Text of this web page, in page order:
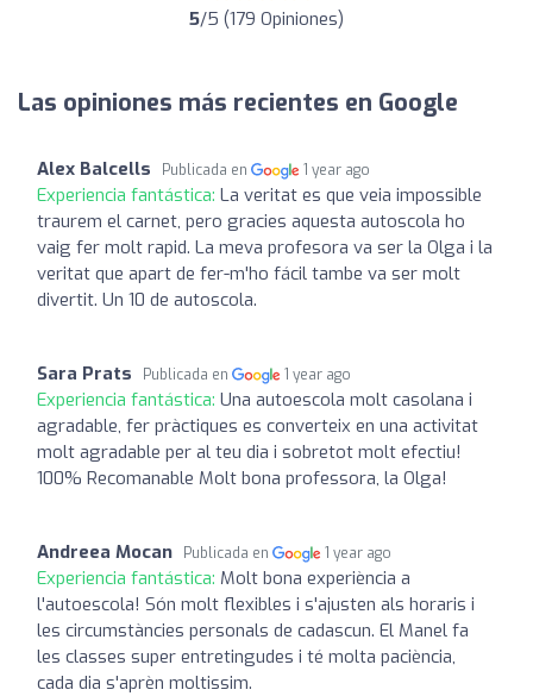
5/5 (179 Opiniones)
Las opiniones más recientes en Google
Alex Balcells Publicada en 1 year ago
Experiencia fantástica: La veritat es que veia impossible
traurem el carnet, pero gracies aquesta autoscola ho
vaig fer molt rapid. La meva profesora va ser la Olga i la
veritat que apart de fer-m'ho fácil tambe va ser molt
divertit. Un 10 de autoscola.
Sara Prats Publicada en 1 year ago
Experiencia fantástica: Una autoescola molt casolana i
agradable, fer pràctiques es converteix en una activitat
molt agradable per al teu dia i sobretot molt efectiu!
100% Recomanable Molt bona professora, la Olga!
Andreea Mocan Publicada en 1 year ago
Experiencia fantástica: Molt bona experiència a
l'autoescola! Són molt flexibles i s'ajusten als horaris i
les circumstàncies personals de cadascun. El Manel fa
les classes super entretingudes i té molta paciència,
cada dia s'aprèn moltissim.